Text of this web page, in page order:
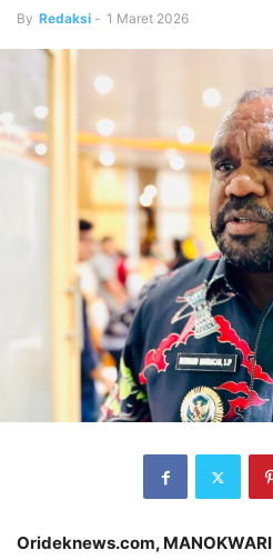
By Redaksi - 1 Maret 2026
Orideknews.com, MANOKWARI